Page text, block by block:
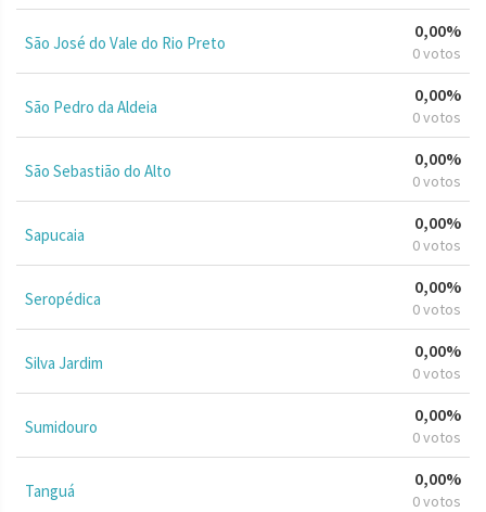
São José do Vale do Rio Preto
0,00%
0 votos
São Pedro da Aldeia
0,00%
0 votos
São Sebastião do Alto
0,00%
0 votos
Sapucaia
0,00%
0 votos
Seropédica
0,00%
0 votos
Silva Jardim
0,00%
0 votos
Sumidouro
0,00%
0 votos
Tanguá
0,00%
0 votos